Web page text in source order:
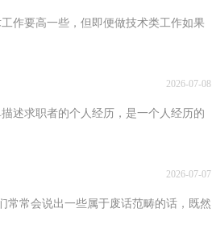
高一些，但即便做技术类工作如果
职者的个人经历，是一个人经历的
2026-07-08
出一些属于废话范畴的话，既然
2026-07-07